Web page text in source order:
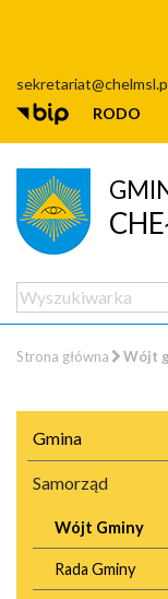
RODO
Strona główna Wójt
Gmina
Samorząd
Wójt Gminy
Rada Gminy